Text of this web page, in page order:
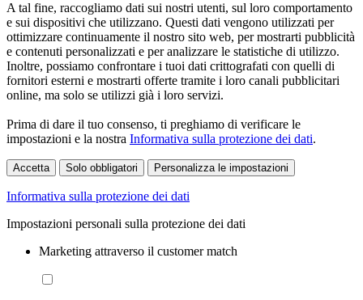
A tal fine, raccogliamo dati sui nostri utenti, sul loro comportamento
e sui dispositivi che utilizzano. Questi dati vengono utilizzati per
ottimizzare continuamente il nostro sito web, per mostrarti pubblicità
e contenuti personalizzati e per analizzare le statistiche di utilizzo.
Inoltre, possiamo confrontare i tuoi dati crittografati con quelli di
fornitori esterni e mostrarti offerte tramite i loro canali pubblicitari
online, ma solo se utilizzi già i loro servizi.
Prima di dare il tuo consenso, ti preghiamo di verificare le
impostazioni e la nostra Informativa sulla protezione dei dati.
Accetta Solo obbligatori Personalizza le impostazioni
Informativa sulla protezione dei dati
Impostazioni personali sulla protezione dei dati
Marketing attraverso il customer match